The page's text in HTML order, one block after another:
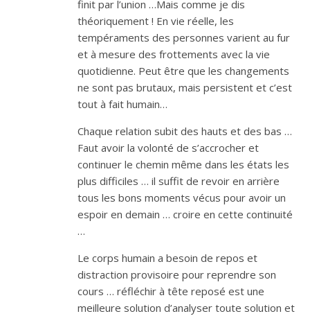
finit par l’union …Mais comme je dis
théoriquement ! En vie réelle, les
tempéraments des personnes varient au fur
et à mesure des frottements avec la vie
quotidienne. Peut être que les changements
ne sont pas brutaux, mais persistent et c’est
tout à fait humain…
Chaque relation subit des hauts et des bas …
Faut avoir la volonté de s’accrocher et
continuer le chemin même dans les états les
plus difficiles … il suffit de revoir en arrière
tous les bons moments vécus pour avoir un
espoir en demain … croire en cette continuité
…
Le corps humain a besoin de repos et
distraction provisoire pour reprendre son
cours … réfléchir à tête reposé est une
meilleure solution d’analyser toute solution et